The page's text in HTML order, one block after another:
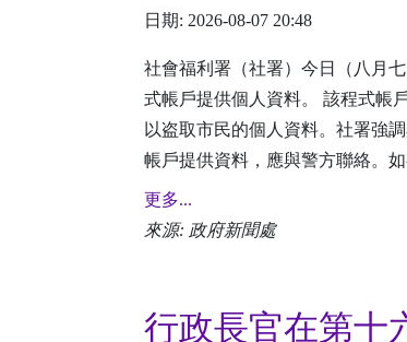
日期: 2026-08-07 20:48
社會福利署（社署）今日（八月
式帳戶提供個人資料。 該程式帳
以盗取市民的個人資料。社署強
帳戶提供資料，應與警方聯絡。
更多...
來源: 政府新聞處
行政長官在第十